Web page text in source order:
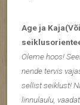
Age ja
Oleme hoos!
nende tervis
sellist seiklust!
linnulaulu,